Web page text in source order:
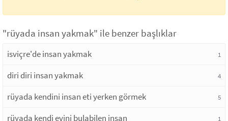
"rüyada insan yakmak" ile benzer başlıklar
isviçre'de insan yakmak 1
diri diri insan yakmak 4
rüyada kendini insan eti yerken görmek 5
rüyada kendi evini bulabilen insan 1